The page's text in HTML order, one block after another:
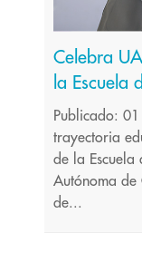
Celebra
la Escuela
Publicado:
trayectoria
de la Escuela
Autónoma
de...